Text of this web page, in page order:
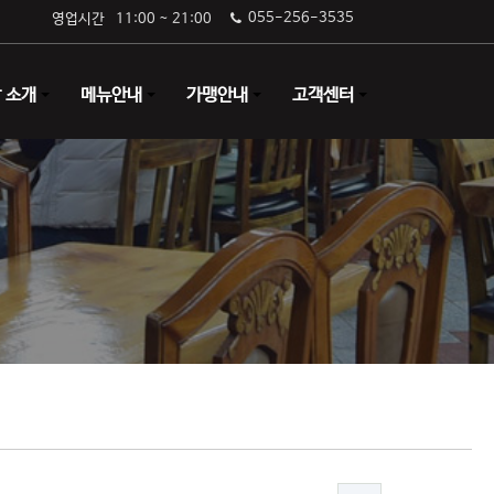
영업시간 11:00 ~ 21:00 055-256-3535
소개 메뉴안내 가맹안내 고객센터